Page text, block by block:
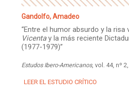
Gandolfo, Amadeo
“Entre el humor absurdo y la risa
Vicentay la más reciente
(1977-1979)”
Estudos Ibero-Americanos, vol. 44, nº
LEER EL ESTUDIO CRÍTICO